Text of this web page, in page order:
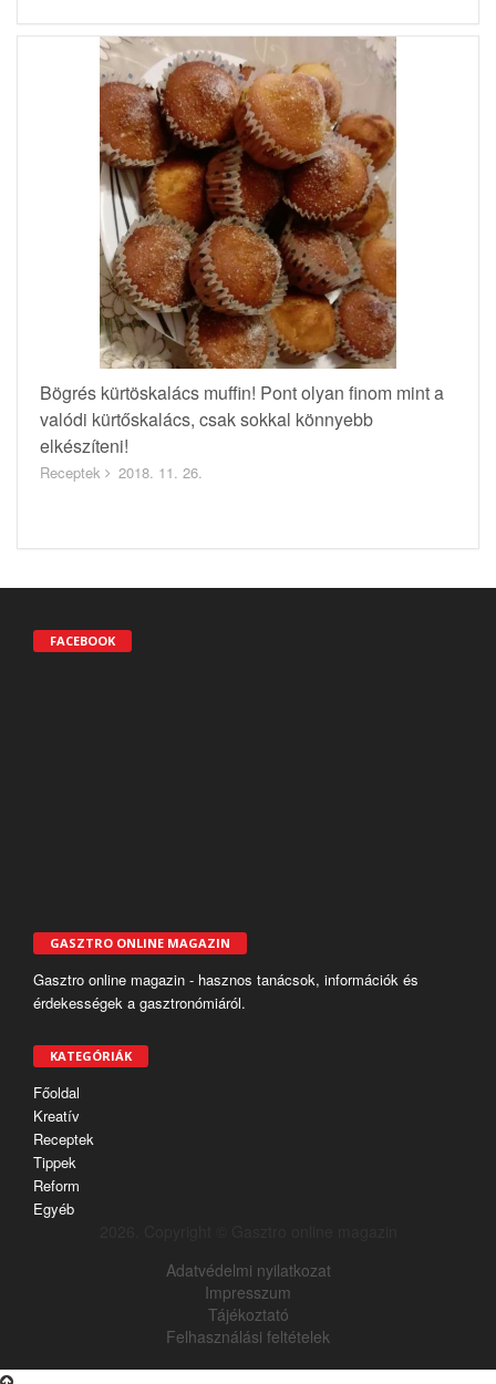
Bögrés kürtöskalács muffin! Pont olyan finom mint a
valódi kürtőskalács, csak sokkal könnyebb
elkészíteni!
Receptek 2018. 11. 26.
FACEBOOK
GASZTRO ONLINE MAGAZIN
Gasztro online magazin - hasznos tanácsok, információk és
érdekességek a gasztronómiáról.
KATEGÓRIÁK
Főoldal
Kreatív
Receptek
Tippek
Reform
Egyéb
Adatvédelmi nyilatkozat
Impresszum
Tájékoztató
Felhasználási feltételek